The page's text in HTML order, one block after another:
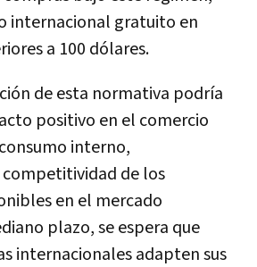
internacional gratuito en
a 100 dólares.
de esta normativa podría
positivo en el comercio
interno,
de los
en el mercado
plazo, se espera que
internacionales adapten sus